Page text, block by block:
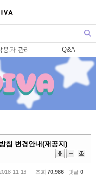
용과 관리 Q&A
침 변경안내(재공지)
11-16 조회 70,986 댓글 0